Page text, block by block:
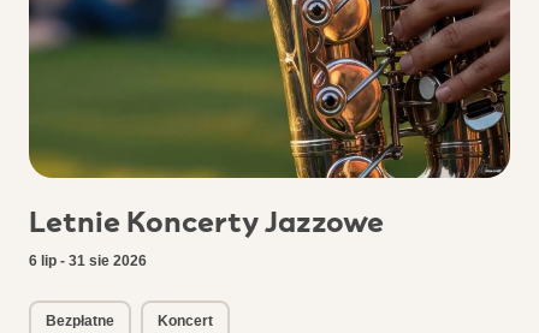
Letnie Koncerty Jazzowe
6 lip - 31 sie 2026
Bezpłatne Koncert